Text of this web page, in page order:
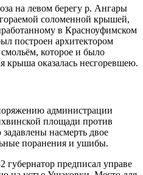
на левом берегу р. Ангары
соломенной крышей,
в Красноуфимском
построен архитектором
которое и было
крыша оказалась несгоревшею.
администрации
площади против
насмерть двое
поранения и ушибы.
предписал управе